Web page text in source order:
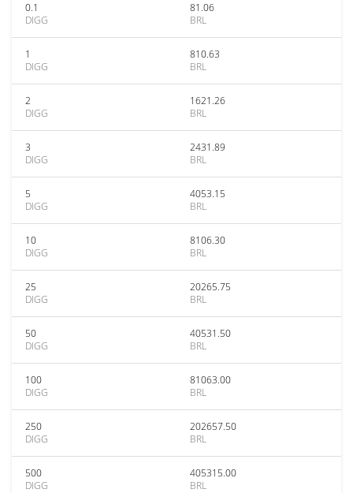
0.1
DIGG
81.06
BRL
1
DIGG
810.63
BRL
2
DIGG
1621.26
BRL
3
DIGG
2431.89
BRL
5
DIGG
4053.15
BRL
10
DIGG
8106.30
BRL
25
DIGG
20265.75
BRL
50
DIGG
40531.50
BRL
100
DIGG
81063.00
BRL
250
DIGG
202657.50
BRL
500
DIGG
405315.00
BRL